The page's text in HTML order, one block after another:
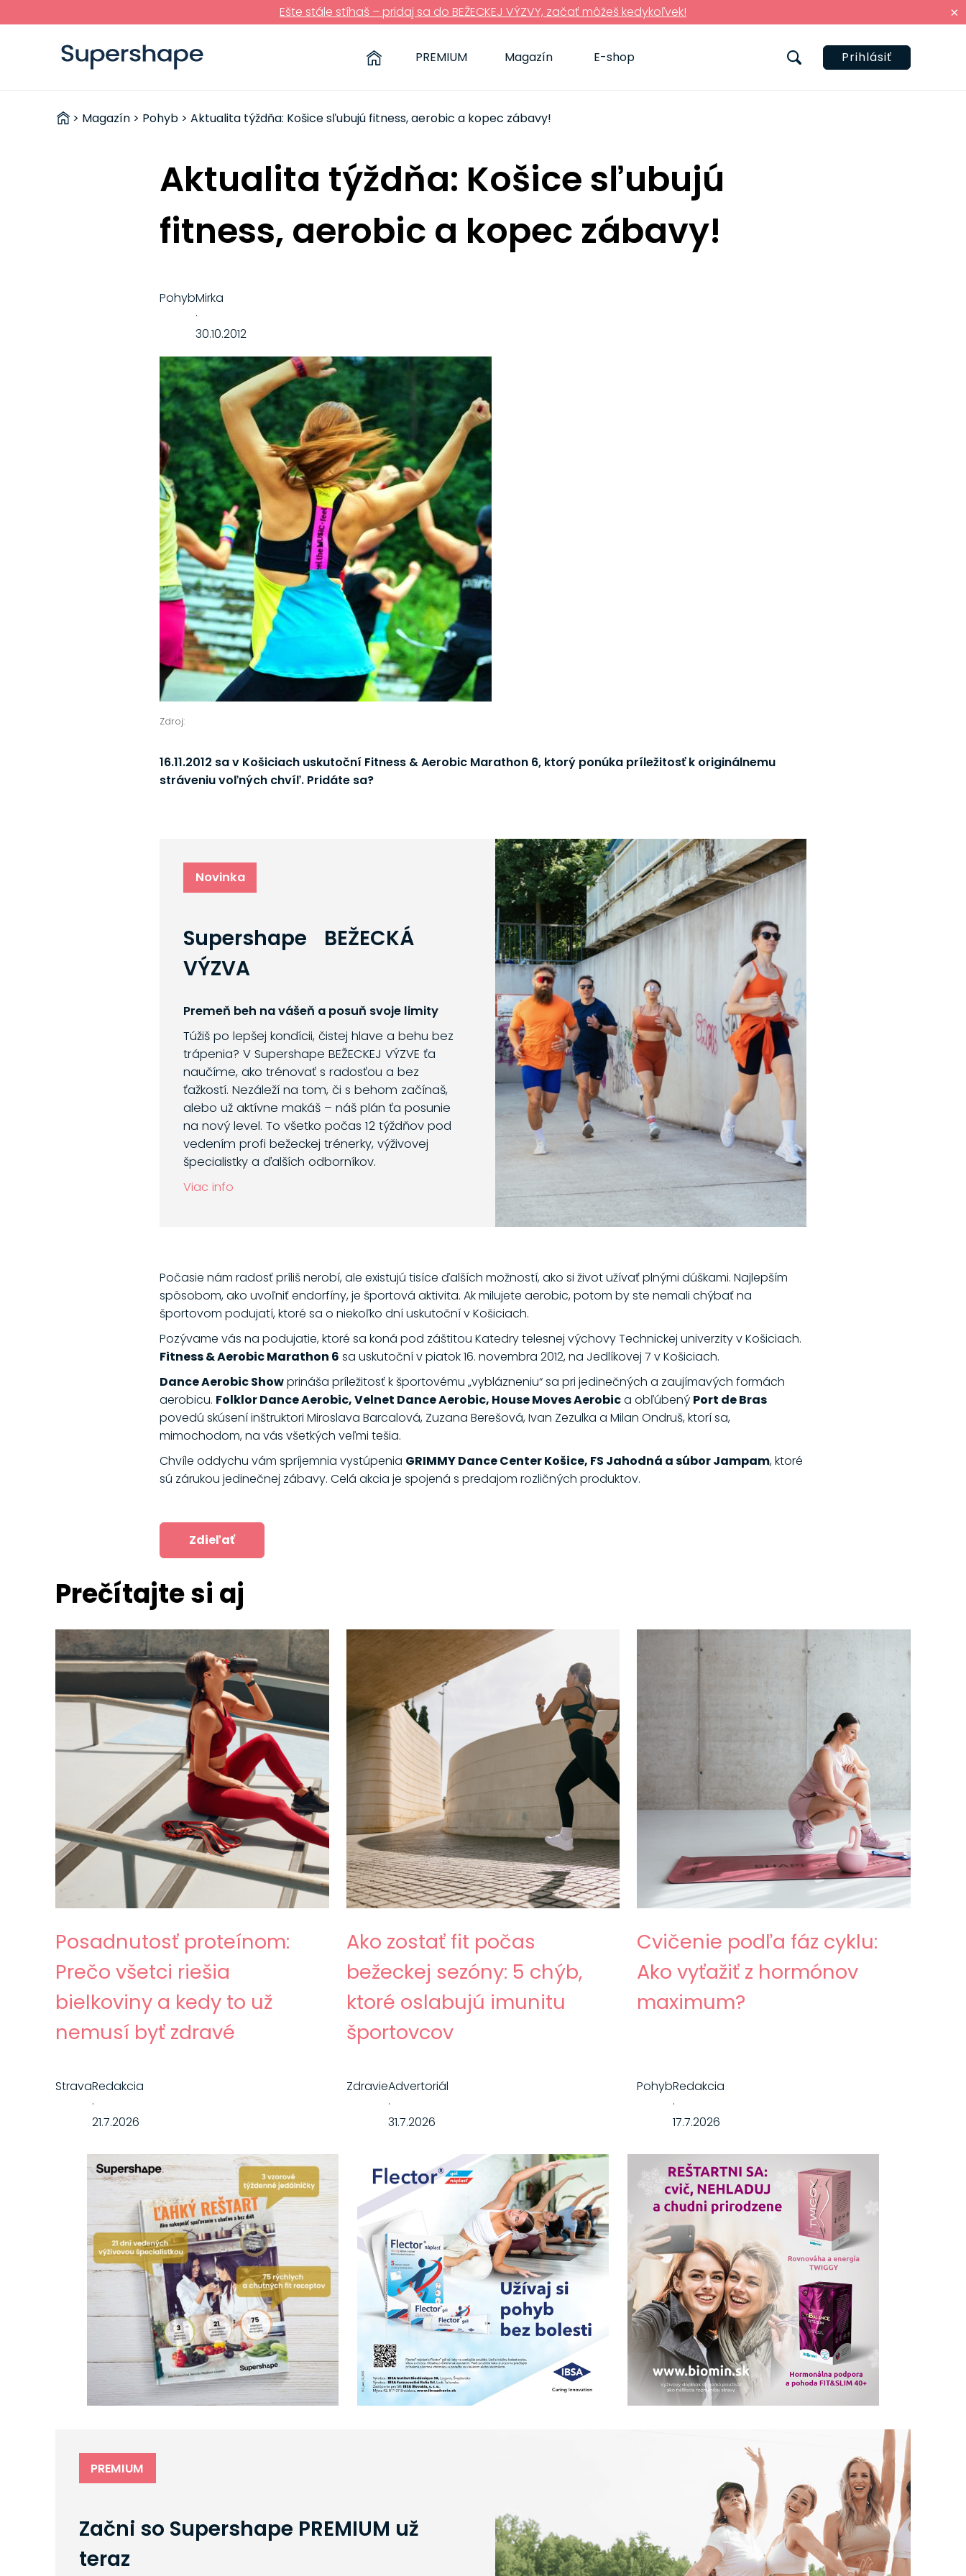
×
Ešte stále stíhaš – pridaj sa do BEŽECKEJ VÝZVY, začať môžeš kedykoľvek!
Prihlásiť
PREMIUM Magazín E-shop
ZDRAVÉ
> Magazín > Pohyb > Aktualita týždňa: Košice sľubujú fitness, aerobic a kopec zábavy!
Aktualita týždňa: Košice sľubujú
fitness, aerobic a kopec zábavy!
Zdroj:
16.11.2012 sa v Košiciach uskutoční Fitness & Aerobic Marathon 6, ktorý ponúka príležitosť k originálnemu
stráveniu voľných chvíľ. Pridáte sa?
Novinka
Supershape BEŽECKÁ
VÝZVA
Premeň beh na vášeň a posuň svoje limity
Túžiš po lepšej kondícii, čistej hlave a behu bez
trápenia? V Supershape BEŽECKEJ VÝZVE ťa
naučíme, ako trénovať s radosťou a bez
ťažkostí. Nezáleží na tom, či s behom začínaš,
alebo už aktívne makáš – náš plán ťa posunie
na nový level. To všetko počas 12 týždňov pod
vedením profi bežeckej trénerky, výživovej
špecialistky a ďalších odborníkov.
Viac info
Počasie nám radosť príliš nerobí, ale existujú tisíce ďalších možností, ako si život užívať plnými dúškami. Najlepším
spôsobom, ako uvoľniť endorfíny, je športová aktivita. Ak milujete aerobic, potom by ste nemali chýbať na
športovom podujatí, ktoré sa o niekoľko dní uskutoční v Košiciach.
Pozývame vás na podujatie, ktoré sa koná pod záštitou Katedry telesnej výchovy Technickej univerzity v Košiciach.
Fitness & Aerobic Marathon 6 sa uskutoční v piatok 16. novembra 2012, na Jedlíkovej 7 v Košiciach.
Dance Aerobic Showprináša príležitosť k športovému „vyblázneniu“ sa pri jedinečných a zaujímavých formách
aerobicu. Folklor Dance Aerobic, Velnet Dance Aerobic, House Moves Aerobica obľúbený Port de Bras
povedú skúsení inštruktori Miroslava Barcalová, Zuzana Berešová, Ivan Zezulka a Milan Ondruš, ktorí sa,
mimochodom, na vás všetkých veľmi tešia.
Chvíle oddychu vám spríjemnia vystúpenia GRIMMY Dance Center Košice, FS Jahodná a súbor Jampam, ktoré
sú zárukou jedinečnej zábavy. Celá akcia je spojená s predajom rozličných produktov.
PohybMirka
·
30.10.2012
Zdieľať
Prečítajte si aj
Posadnutosť proteínom:
Prečo všetci riešia
bielkoviny a kedy to už
nemusí byť zdravé
StravaRedakcia
·
21.7.2026
Ako zostať fit počas
bežeckej sezóny: 5 chýb,
ktoré oslabujú imunitu
športovcov
ZdravieAdvertoriál
·
31.7.2026
Cvičenie podľa fáz cyklu:
Ako vyťažiť z hormónov
maximum?
PohybRedakcia
·
17.7.2026
PREMIUM
Začni so Supershape PREMIUM už
teraz